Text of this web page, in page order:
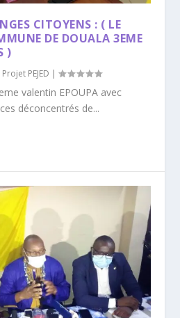
CITOYENS : ( LE
DE DOUALA 3EME
)
Projet PEJED |
valentin EPOUPA avec
déconcentrés de...